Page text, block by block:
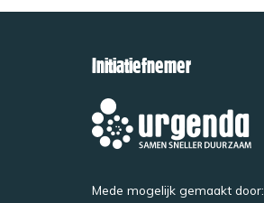
Initiatiefnemer
Mede mogelijk gemaakt door: